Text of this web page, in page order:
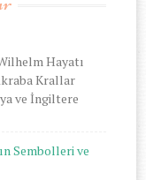
Hayatı
Krallar
ve İngiltere
Sembolleri ve